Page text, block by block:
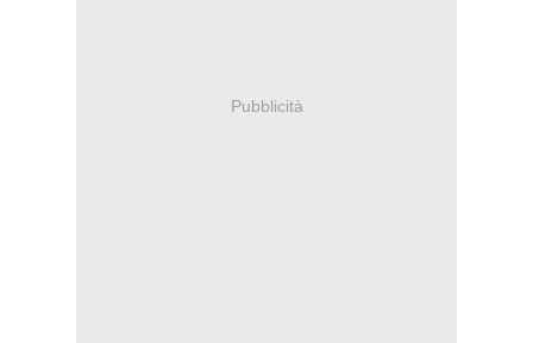
Pubblicità